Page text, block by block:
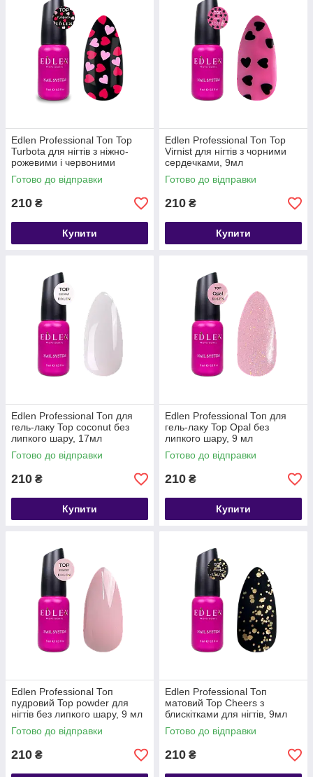
Edlen Professional Топ Top
Turbota для нігтів з ніжно-
рожевими і червоними
серцями, 9мл
Готово до відправки
210 ₴
Купити
Edlen Professional Топ Top
Virnist для нігтів з чорними
сердечками, 9мл
Готово до відправки
210 ₴
Купити
Edlen Professional Топ для
гель-лаку Top coconut без
липкого шару, 17мл
Готово до відправки
210 ₴
Купити
Edlen Professional Топ для
гель-лаку Top Opal без
липкого шару, 9 мл
Готово до відправки
210 ₴
Купити
Edlen Professional Топ
пудровий Top powder для
нігтів без липкого шару, 9 мл
Готово до відправки
210 ₴
Edlen Professional Топ
матовий Top Cheers з
блискітками для нігтів, 9мл
Готово до відправки
210 ₴